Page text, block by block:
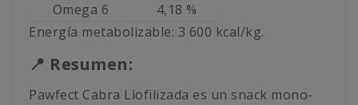
Omega 6
4,18 %
Energía metabolizable: 3 600 kcal/kg.
📍 Resumen:
Pawfect Cabra Liofilizada es un snack mono-